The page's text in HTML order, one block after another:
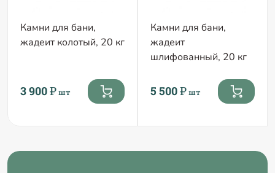
Камни для бани,
жадеит колотый, 20 кг
3 900 ₽шт
Камни для бани,
жадеит
шлифованный, 20 кг
5 500 ₽шт